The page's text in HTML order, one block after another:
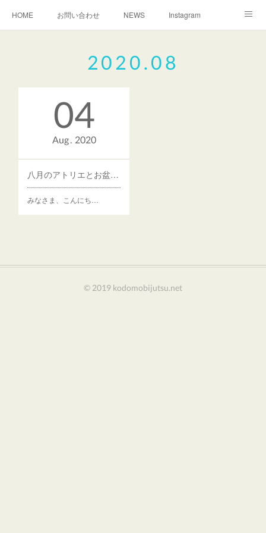
HOME お問い合わせ NEWS Instagram
2020.08
04
Aug 2020
八月のアトリエとお盆休み
みなさま、こんにち…
© 2019 kodomobijutsu.net